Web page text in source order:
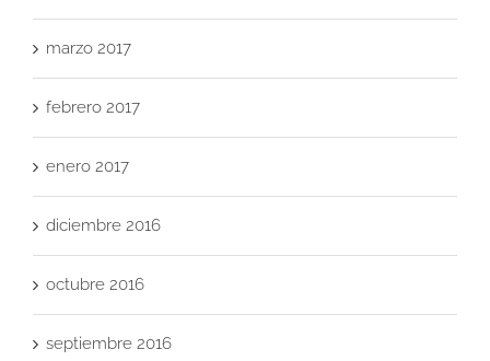
marzo 2017
febrero 2017
enero 2017
diciembre 2016
octubre 2016
septiembre 2016